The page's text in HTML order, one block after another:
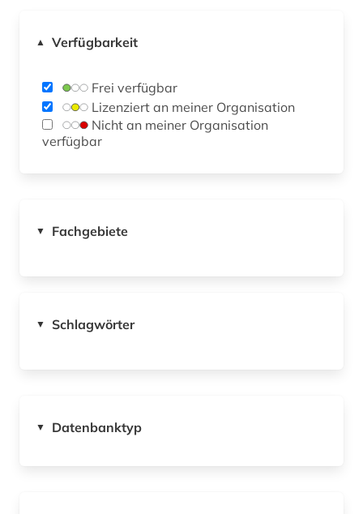
▲ Verfügbarkeit
Frei verfügbar
Lizenziert an meiner Organisation
verfügbar
▼ Fachgebiete
▼ Schlagwörter
▼ Datenbanktyp